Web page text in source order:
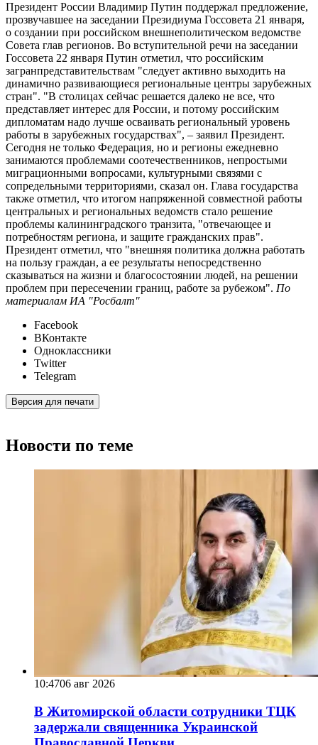
Президент России Владимир Путин поддержал предложение,
прозвучавшее на заседании Президиума Госсовета 21 января,
о создании при российском внешнеполитическом ведомстве
Совета глав регионов. Во вступительной речи на заседании
Госсовета 22 января Путин отметил, что российским
загранпредставительствам "следует активно выходить на
динамично развивающиеся региональные центры зарубежных
стран". "В столицах сейчас решается далеко не все, что
представляет интерес для России, и потому российским
дипломатам надо лучше осваивать региональный уровень
работы в зарубежных государствах", – заявил Президент.
Сегодня не только Федерация, но и регионы ежедневно
занимаются проблемами соотечественников, непростыми
миграционными вопросами, культурными связями с
сопредельными территориями, сказал он. Глава государства
также отметил, что итогом напряженной совместной работы
центральных и региональных ведомств стало решение
проблемы калининградского транзита, "отвечающее и
потребностям региона, и защите гражданских прав".
Президент отметил, что "внешняя политика должна работать
на пользу граждан, а ее результаты непосредственно
сказываться на жизни и благосостоянии людей, на решении
проблем при пересечении границ, работе за рубежом". По
материалам ИА "Росбалт"
Facebook
ВКонтакте
Одноклассники
Twitter
Telegram
Версия для печати
Новости по теме
10:4706 авг 2026
В Житомирской области сотрудники ТЦК
задержали священника Украинской